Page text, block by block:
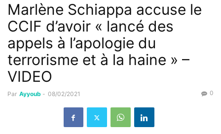
Marlène Schiappa accuse le
CCIF d’avoir « lancé des
appels à l’apologie du
terrorisme et à la haine » –
VIDEO
Par Ayyoub - 08/02/2021 0